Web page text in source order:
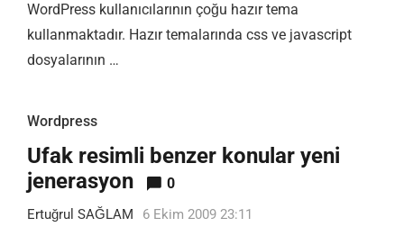
WordPress kullanıcılarının çoğu hazır tema
kullanmaktadır. Hazır temalarında css ve javascript
dosyalarının …
Wordpress
Ufak resimli benzer konular yeni
jenerasyon
0
Ertuğrul SAĞLAM 6 Ekim 2009 23:11